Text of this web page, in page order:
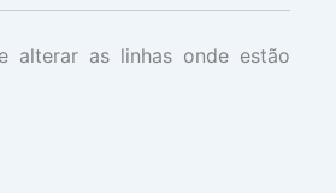
alterar as linhas onde estão